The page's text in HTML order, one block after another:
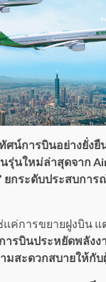
ศน์การบินอย่างยั่งยื
นใหม่ล่าสุดจาก
ยกระดับประสบกา
ค่การขยายฝูงบิน แ
ารบินประหยัดพลังง
มสะดวกสบายให้กับ